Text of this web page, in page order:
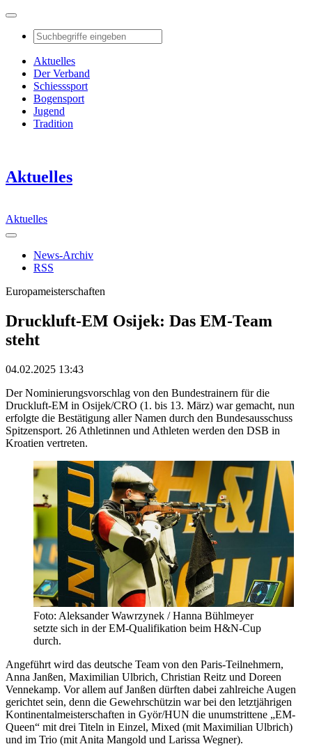
Aktuelles
Der Verband
Schiesssport
Bogensport
Jugend
Tradition
Aktuelles
Aktuelles
News-Archiv
RSS
Europameisterschaften
Druckluft-EM Osijek: Das EM-Team
steht
04.02.2025 13:43
Der Nominierungsvorschlag von den Bundestrainern für die
Druckluft-EM in Osijek/CRO (1. bis 13. März) war gemacht, nun
erfolgte die Bestätigung aller Namen durch den Bundesausschuss
Spitzensport. 26 Athletinnen und Athleten werden den DSB in
Kroatien vertreten.
Foto: Aleksander Wawrzynek / Hanna Bühlmeyer
setzte sich in der EM-Qualifikation beim H&N-Cup
durch.
Angeführt wird das deutsche Team von den Paris-Teilnehmern,
Anna Janßen, Maximilian Ulbrich, Christian Reitz und Doreen
Vennekamp. Vor allem auf Janßen dürften dabei zahlreiche Augen
gerichtet sein, denn die Gewehrschützin war bei den letztjährigen
Kontinentalmeisterschaften in Györ/HUN die unumstrittene „EM-
Queen“ mit drei Titeln in Einzel, Mixed (mit Maximilian Ulbrich)
und im Trio (mit Anita Mangold und Larissa Wegner).